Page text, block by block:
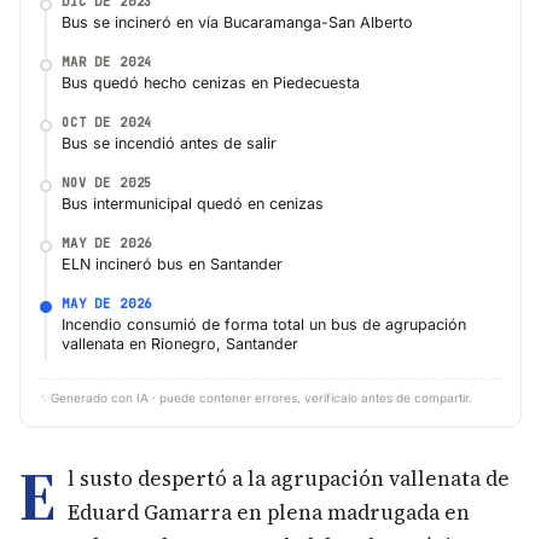
Bus se incineró en vía Bucaramanga-San Alberto
MAR DE 2024
Bus quedó hecho cenizas en Piedecuesta
OCT DE 2024
Bus se incendió antes de salir
NOV DE 2025
Bus intermunicipal quedó en cenizas
MAY DE 2026
ELN incineró bus en Santander
MAY DE 2026
Incendio consumió de forma total un bus de agrupación
vallenata en Rionegro, Santander
✨ Generado con IA · puede contener errores, verifícalo antes de compartir.
E l susto despertó a la agrupación vallenata de
Eduard Gamarra en plena madrugada en